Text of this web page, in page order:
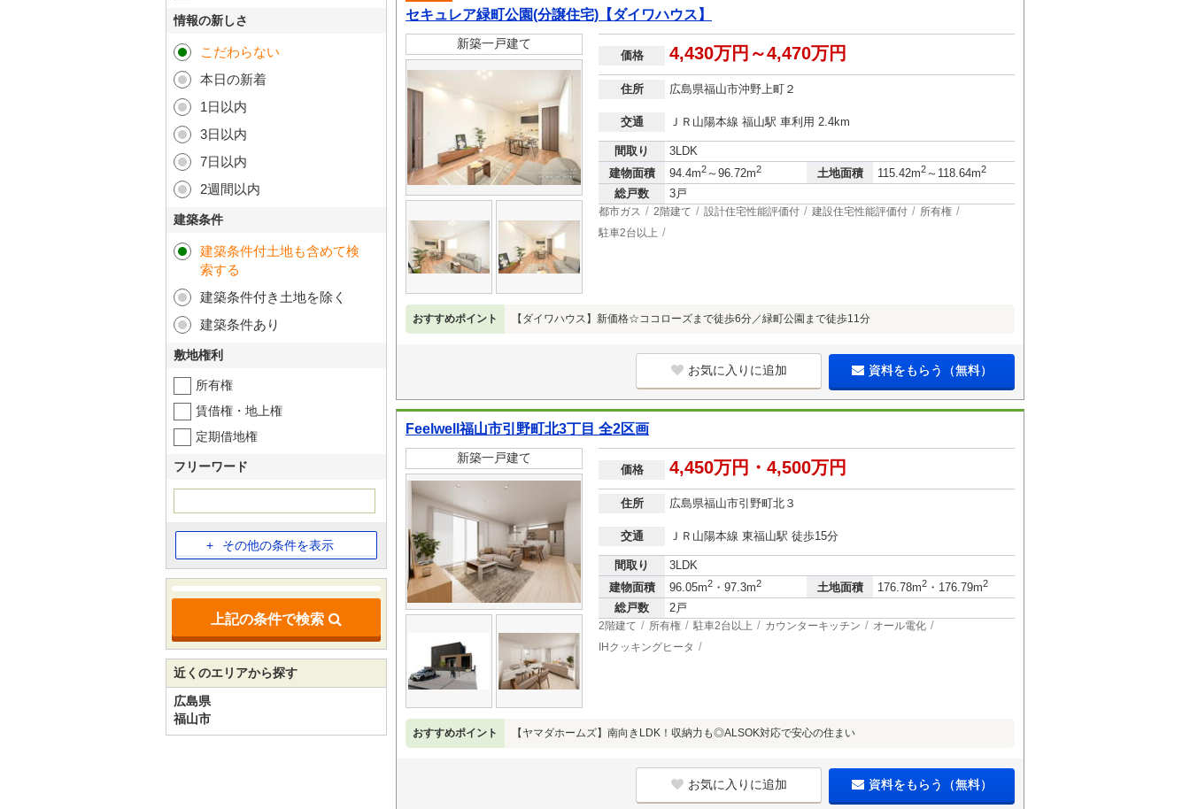
セキュレア緑町公園(分譲住宅)【ダイワハウス】
新築一戸建て
価格 4,430万円～4,470万円
住所 広島県福山市沖野上町２
交通 ＪＲ山陽本線 福山駅 車利用 2.4km
間取り
3LDK
建物面積
94.4m2～96.72m2 土地面積 115.42m2～118.64m2
総戸数 3戸
都市ガス 2階建て 設計住宅性能評価付 建設住宅性能評価付
所有権
駐車2台以上
おすすめポイント 【ダイワハウス】新価格☆ココローズまで徒歩6分／緑町公園まで徒歩11分
お気に入りに追加 資料をもらう（無料）
Feelwell福山市引野町北3丁目 全2区画
新築一戸建て
価格 4,450万円・4,500万円
住所 広島県福山市引野町北３
交通 ＪＲ山陽本線 東福山駅 徒歩15分
間取り
3LDK
建物面積
96.05m2 ・97.3m2 土地面積 176.78m2 ・176.79m2
総戸数 2戸
2階建て 所有権 駐車2台以上 カウンターキッチン
オール電化
IHクッキングヒータ
おすすめポイント 【ヤマダホームズ】南向きLDK！収納力も◎ALSOK対応で安心の住まい
お気に入りに追加 資料をもらう（無料）
情報の新しさ
こだわらない
本日の新着
1日以内
3日以内
7日以内
2週間以内
建築条件
建築条件付土地も含めて検
索する
建築条件付き土地を除く
建築条件あり
敷地権利
所有権
賃借権・地上権
定期借地権
フリーワード
その他の条件を表示
上記の条件で検索
近くのエリアから探す
広島県
福山市